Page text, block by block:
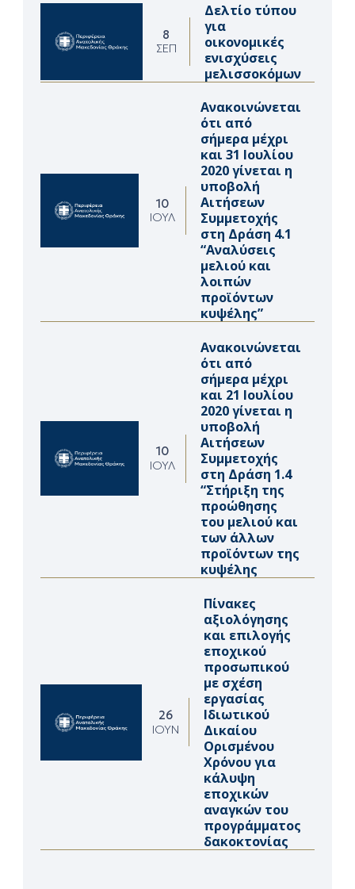
8
ΣΕΠ
Δελτίο τύπου
για
οικονομικές
ενισχύσεις
μελισσοκόμων
10
ΙΟΎΛ
Ανακοινώνεται
ότι από
σήμερα μέχρι
και 31 Ιουλίου
2020 γίνεται η
υποβολή
Αιτήσεων
Συμμετοχής
στη Δράση 4.1
“Αναλύσεις
μελιού και
λοιπών
προϊόντων
κυψέλης”
10
ΙΟΎΛ
Ανακοινώνεται
ότι από
σήμερα μέχρι
και 21 Ιουλίου
2020 γίνεται η
υποβολή
Αιτήσεων
Συμμετοχής
στη Δράση 1.4
“Στήριξη της
προώθησης
του μελιού και
των άλλων
προϊόντων της
κυψέλης
26
ΙΟΎΝ
Πίνακες
αξιολόγησης
και επιλογής
εποχικού
προσωπικού
με σχέση
εργασίας
Ιδιωτικού
Δικαίου
Ορισμένου
Χρόνου για
κάλυψη
εποχικών
αναγκών του
προγράμματος
δακοκτονίας